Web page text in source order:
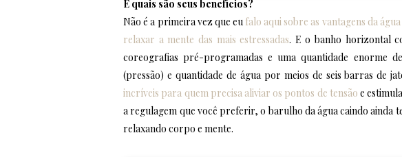
E quais são seus benefícios?
Não é a primeira vez que eu falo aqui sobre as vantagens da
relaxar a mente das mais estressadas. E o banho horizontal
coreografias pré-programadas e uma quantidade enorme
(pressão) e quantidade de água por meios de seis barras de
incríveis para quem precisa aliviar os pontos de tensão e
a regulagem que você preferir, o barulho da água caindo ainda
relaxando corpo e mente.